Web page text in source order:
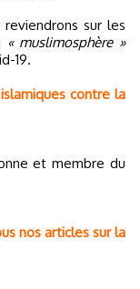
sur les
« muslimosphère »
19.
contre la
et membre du
nos articles sur la